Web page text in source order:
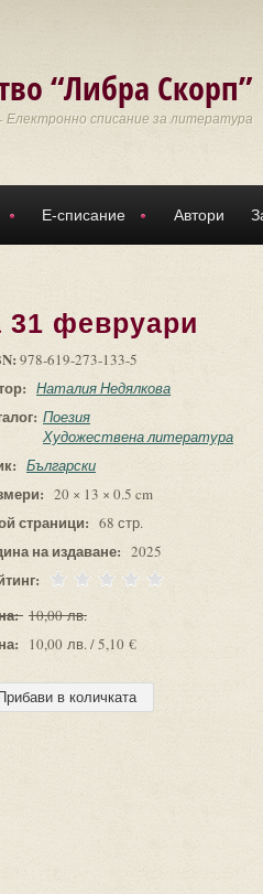
“Либра Скорп”
Електронно списание за литература
Е-списание Автори
31 февруари
978-619-273-133-5
Наталия Недялкова
Поезия
Художествена литература
Български
20 × 13 × 0.5 cm
страници: 68 стр.
на издаване: 2025
10,00 лв.
10,00 лв. / 5,10 €